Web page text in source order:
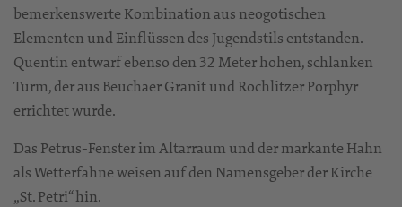
bemerkenswerte Kombination aus neogotischen
Elementen und Einflüssen des Jugendstils entstanden.
Quentin entwarf ebenso den 32 Meter hohen, schlanken
Turm, der aus Beuchaer Granit und Rochlitzer Porphyr
errichtet wurde.
Das Petrus-Fenster im Altarraum und der markante Hahn
als Wetterfahne weisen auf den Namensgeber der Kirche
„St. Petri“ hin.